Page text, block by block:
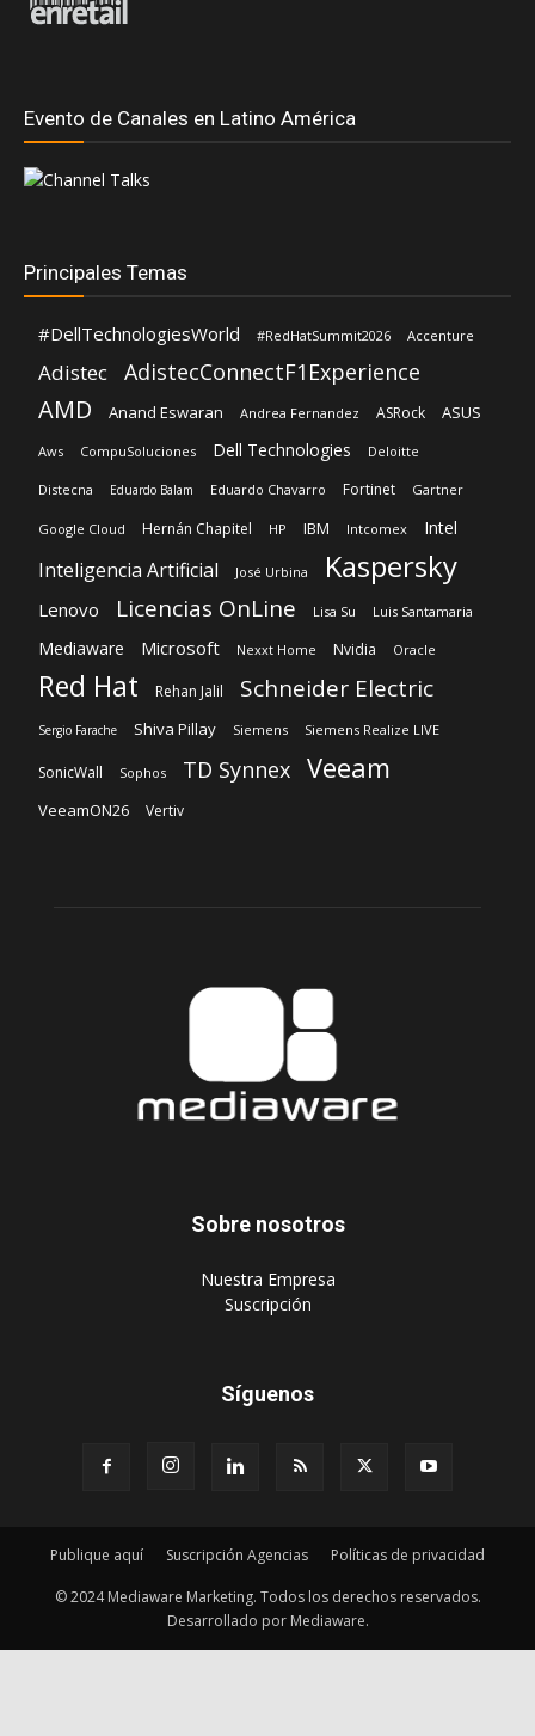
Evento de Canales en Latino América
Principales Temas
#DellTechnologiesWorld #RedHatSummit2026 Accenture
Adistec AdistecConnectF1Experience
AMD Anand Eswaran Andrea Fernandez ASRock ASUS
Aws CompuSoluciones Dell Technologies Deloitte
Distecna Eduardo Balam Eduardo Chavarro Fortinet Gartner
Google Cloud Hernán Chapitel HP IBM Intcomex Intel
Inteligencia Artificial José Urbina Kaspersky
Lenovo Licencias OnLine Lisa Su Luis Santamaria
Mediaware Microsoft Nexxt Home Nvidia Oracle
Red Hat Rehan Jalil Schneider Electric
Sergio Farache Shiva Pillay Siemens Siemens Realize LIVE
SonicWall Sophos TD Synnex Veeam
VeeamON26 Vertiv
Sobre nosotros
‎Nuestra Empresa
‎Suscripción
Síguenos
Publique aquí Suscripción Agencias Políticas de privacidad
© 2024 Mediaware Marketing. Todos los derechos reservados.
Desarrollado por Mediaware.